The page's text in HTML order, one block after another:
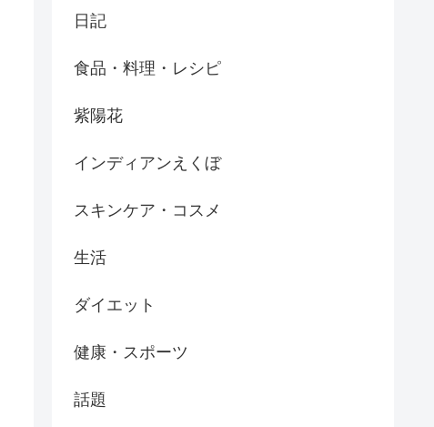
日記
食品・料理・レシピ
紫陽花
インディアンえくぼ
スキンケア・コスメ
生活
ダイエット
健康・スポーツ
話題